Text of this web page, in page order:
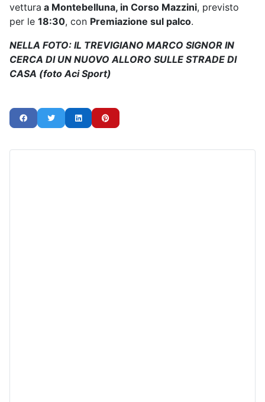
vettura a Montebelluna, in Corso Mazzini, previsto
per le 18:30, con Premiazione sul palco.
NELLA FOTO: IL TREVIGIANO MARCO SIGNOR IN
CERCA DI UN NUOVO ALLORO SULLE STRADE DI
CASA (foto Aci Sport)